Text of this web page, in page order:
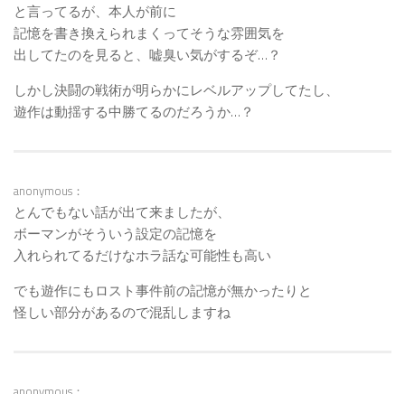
と言ってるが、本人が前に
記憶を書き換えられまくってそうな雰囲気を
出してたのを見ると、嘘臭い気がするぞ…？
しかし決闘の戦術が明らかにレベルアップしてたし、
遊作は動揺する中勝てるのだろうか…？
anonymous：
とんでもない話が出て来ましたが、
ボーマンがそういう設定の記憶を
入れられてるだけなホラ話な可能性も高い
でも遊作にもロスト事件前の記憶が無かったりと
怪しい部分があるので混乱しますね